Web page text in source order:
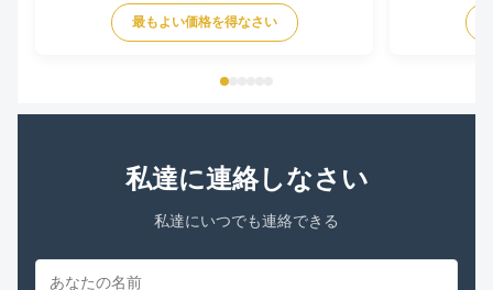
TRUSTEC DESCRIPTION CENTURY/ AO SMITH
FASCO GE/ GENTEQ US MOTORS/ EMERSON
RHEEM/RUUD PROTECH CONDENSER FAN
最もよい価格を得なさい
Capacitor
Rated
私達に連絡しなさい
私達にいつでも連絡できる